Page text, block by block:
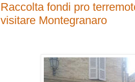
Raccolta fondi pro
visitare Montegranaro